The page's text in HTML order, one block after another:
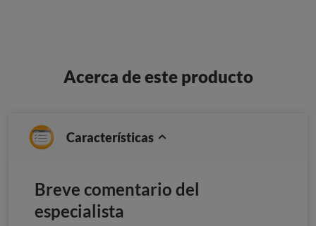
Acerca de este producto
Características
Breve comentario del
especialista